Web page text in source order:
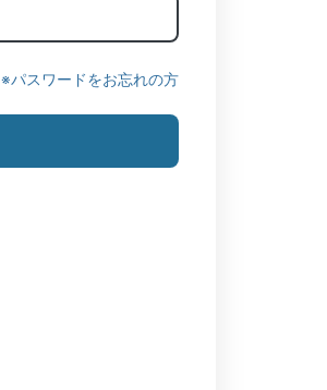
※パスワードをお忘れの方